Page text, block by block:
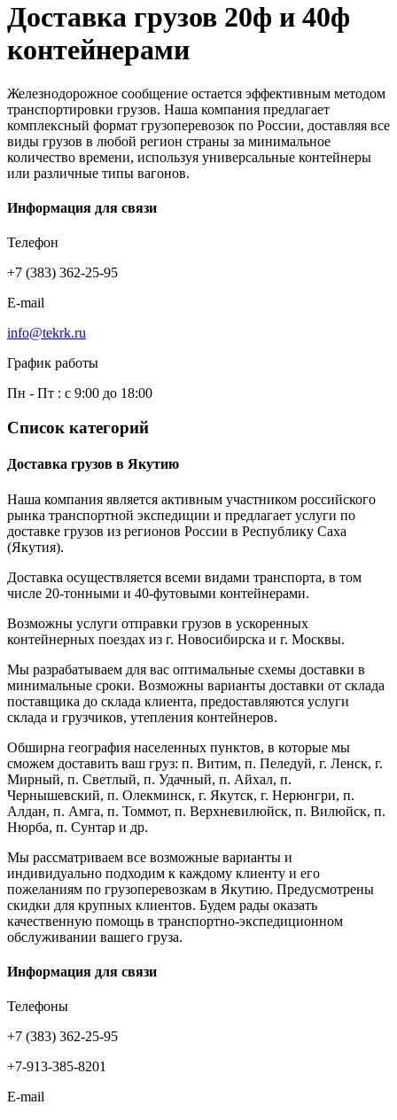
Доставка грузов 20ф и 40ф
контейнерами
Железнодорожное сообщение остается эффективным методом
транспортировки грузов. Наша компания предлагает
комплексный формат грузоперевозок по России, доставляя все
виды грузов в любой регион страны за минимальное
количество времени, используя универсальные контейнеры
или различные типы вагонов.
Информация для связи
Телефон
+7 (383) 362-25-95
E-mail
info@tekrk.ru
График работы
Пн - Пт : c 9:00 до 18:00
Список категорий
Доставка грузов в Якутию
Наша компания является активным участником российского
рынка транспортной экспедиции и предлагает услуги по
доставке грузов из регионов России в Республику Саха
(Якутия).
Доставка осуществляется всеми видами транспорта, в том
числе 20-тонными и 40-футовыми контейнерами.
Возможны услуги отправки грузов в ускоренных
контейнерных поездах из г. Новосибирска и г. Москвы.
Мы разрабатываем для вас оптимальные схемы доставки в
минимальные сроки. Возможны варианты доставки от склада
поставщика до склада клиента, предоставляются услуги
склада и грузчиков, утепления контейнеров.
Обширна география населенных пунктов, в которые мы
сможем доставить ваш груз: п. Витим, п. Пеледуй, г. Ленск, г.
Мирный, п. Светлый, п. Удачный, п. Айхал, п.
Чернышевский, п. Олекминск, г. Якутск, г. Нерюнгри, п.
Алдан, п. Амга, п. Томмот, п. Верхневилюйск, п. Вилюйск, п.
Нюрба, п. Сунтар и др.
Мы рассматриваем все возможные варианты и
индивидуально подходим к каждому клиенту и его
пожеланиям по грузоперевозкам в Якутию. Предусмотрены
скидки для крупных клиентов. Будем рады оказать
качественную помощь в транспортно-экспедиционном
обслуживании вашего груза.
Информация для связи
Телефоны
+7 (383) 362-25-95
+7-913-385-8201
E-mail